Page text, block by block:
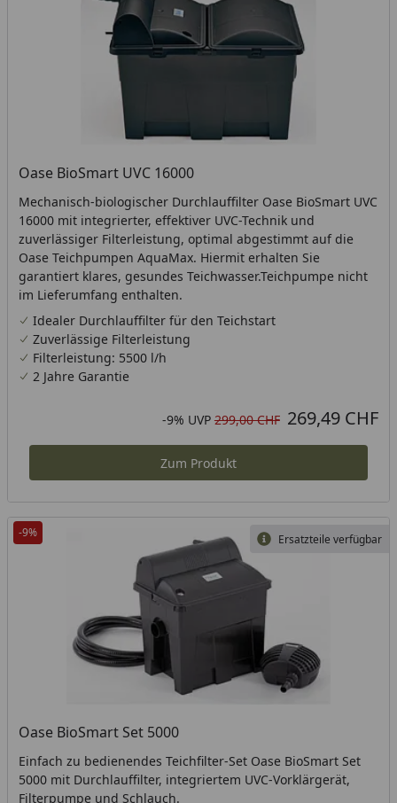
Oase BioSmart UVC 16000
Mechanisch-biologischer Durchlauffilter Oase BioSmart UVC
16000 mit integrierter, effektiver UVC-Technik und
zuverlässiger Filterleistung, optimal abgestimmt auf die
Oase Teichpumpen AquaMax. Hiermit erhalten Sie
garantiert klares, gesundes Teichwasser.Teichpumpe nicht
im Lieferumfang enthalten.
Idealer Durchlauffilter für den Teichstart
Zuverlässige Filterleistung
Filterleistung: 5500 l/h
2 Jahre Garantie
Rabatt in Prozent
-9%
Ursprünglicher Preis
UVP 299,00 CHF
Aktueller Preis 269,49 CHF
Zum Produkt
-9% Ersatzteile verfügbar
Oase BioSmart Set 5000
Einfach zu bedienendes Teichfilter-Set Oase BioSmart Set
5000 mit Durchlauffilter, integriertem UVC-Vorklärgerät,
Filterpumpe und Schlauch.